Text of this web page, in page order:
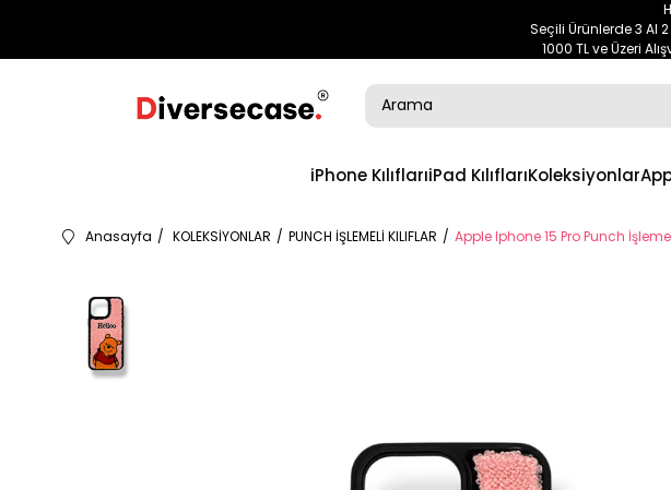
Seçili Ürünlerde 3 Al
1000 TL ve Üzeri
iPhone KılıflarıiPad KılıflarıKoleksiyonlar
Anasayfa KOLEKSİYONLAR PUNCH İŞLEMELİ KILIFLAR Apple Iphone 15 Pro Punch